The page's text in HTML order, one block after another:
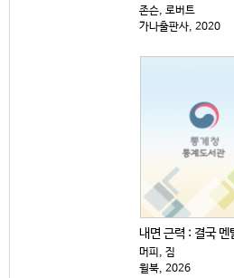
존슨, 로버트
가나출판사, 2020
머피, 짐
윌북, 2026